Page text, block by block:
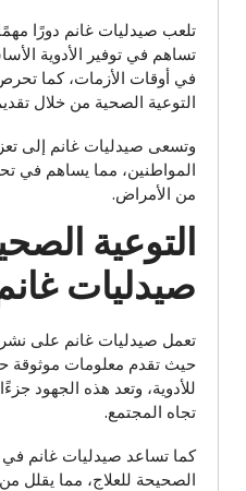
تلعب صيدليات غانم دورًا
تساهم في توفير الأدوية
في أوقات الأزمات، كما
التوعية الصحية من خلال
وتسعى صيدليات غانم إلى
المواطنين، مما يساهم في
من الأمراض.
التوعية
صيدليات
تعمل صيدليات غانم على نشر
حيث تقدم معلومات موثوقة
للأدوية، وتعد هذه الجهود
تجاه المجتمع.
كما تساعد صيدليات غانم
الصحيحة للعلاج، مما يقلل